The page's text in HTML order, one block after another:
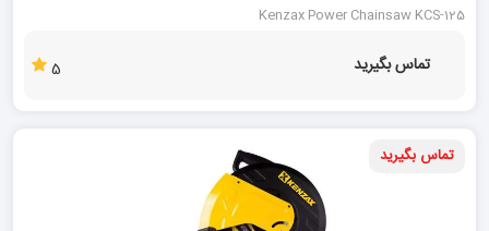
Kenzax Power Chainsaw KCS-125
تماس بگیرید 5
تماس بگیرید